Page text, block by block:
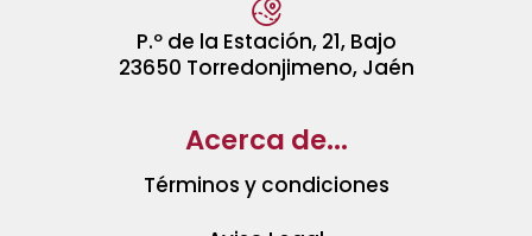
P.º de la Estación, 21, Bajo
23650 Torredonjimeno, Jaén
Acerca de...
Términos y condiciones